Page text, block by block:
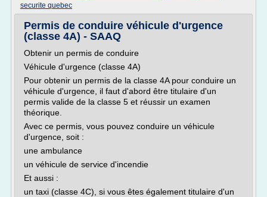
securite quebec
Permis de conduire véhicule d'urgence
(classe 4A) - SAAQ
Obtenir un permis de conduire
Véhicule d'urgence (classe 4A)
Pour obtenir un permis de la classe 4A pour conduire un
véhicule d'urgence, il faut d'abord être titulaire d'un
permis valide de la classe 5 et réussir un examen
théorique.
Avec ce permis, vous pouvez conduire un véhicule
d'urgence, soit :
une ambulance
un véhicule de service d'incendie
Et aussi :
un taxi (classe 4C), si vous êtes également titulaire d'un